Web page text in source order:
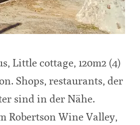
Little cottage, 120m2 (4)
Shops, restaurants, der
sind in der Nähe.
Robertson Wine Valley,
We stayed only one night in this well-
run guest house. Our room was a
modern loft space with small balcony
served in the garden and conversation
something we enjoyed.
- David